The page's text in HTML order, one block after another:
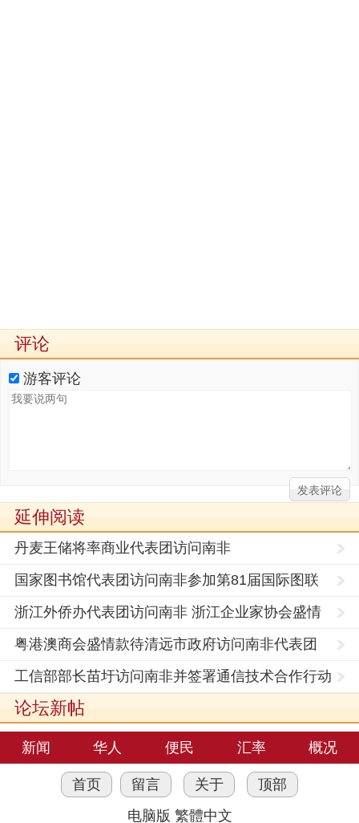
评论
游客评论
延伸阅读
丹麦王储将率商业代表团访问南非
国家图书馆代表团访问南非参加第81届国际图联
大会
浙江外侨办代表团访问南非 浙江企业家协会盛情
接待
粤港澳商会盛情款待清远市政府访问南非代表团
工信部部长苗圩访问南非并签署通信技术合作行动
计划
论坛新帖
新闻 华人 便民 汇率 概况
首页 留言 关于
顶部
电脑版 繁體中文